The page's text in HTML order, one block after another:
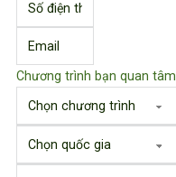
Chương trình bạn quan tâm